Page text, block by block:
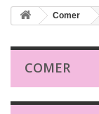
Comer
COMER